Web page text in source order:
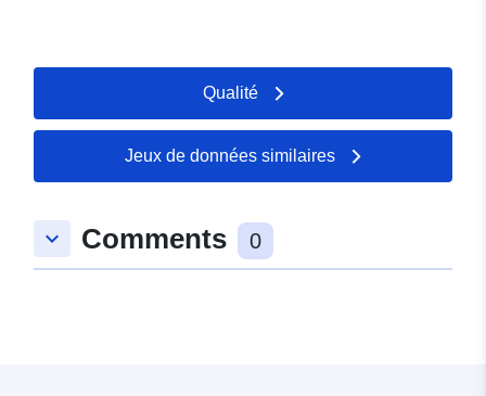
Qualité
Jeux de données similaires
keyboard_arrow_down Comments 0